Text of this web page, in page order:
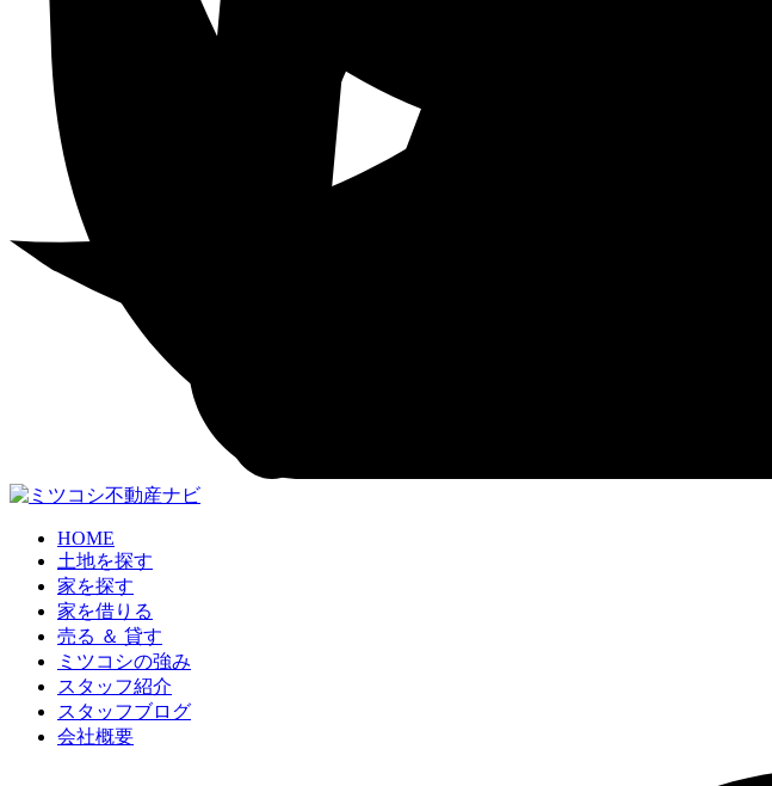
HOME
土地を探す
家を探す
家を借りる
売る ＆ 貸す
ミツコシの強み
スタッフ紹介
スタッフブログ
会社概要